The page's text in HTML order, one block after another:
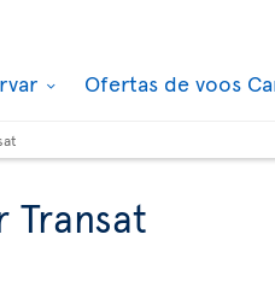
Ofertas de voos
Transat